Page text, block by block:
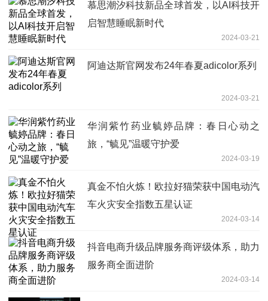
慕思潮汐科技新品全球首发，以AI科技开
启智慧睡眠新时代
2024-03-21
阿迪达斯官网发布24年春夏adicolor系列
2024-03-21
华润紫竹药业毓婷品牌：春日心动之
旅，“毓见”温暖守护爱
2024-03-19
真金不怕火炼！欧拉好猫荣获中国电动汽
车火灾安全指数五星认证
2024-03-14
抖音电商升级品牌服务商评级体系，助力
服务商全面进阶
2024-03-14